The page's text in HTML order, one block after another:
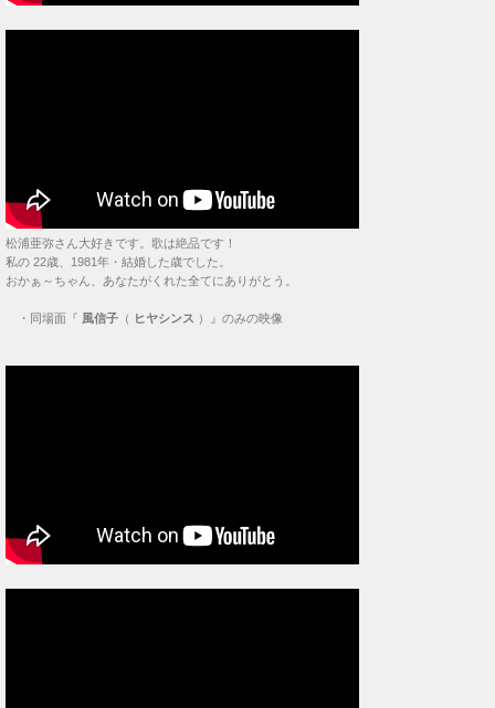
松浦亜弥さん大好きです。歌は絶品です！
私の 22歳、1981年・結婚した歳でした。
おかぁ～ちゃん、あなたがくれた全てにありがとう。
・ 同場面『 風信子 （ ヒヤシンス ）』のみの映像